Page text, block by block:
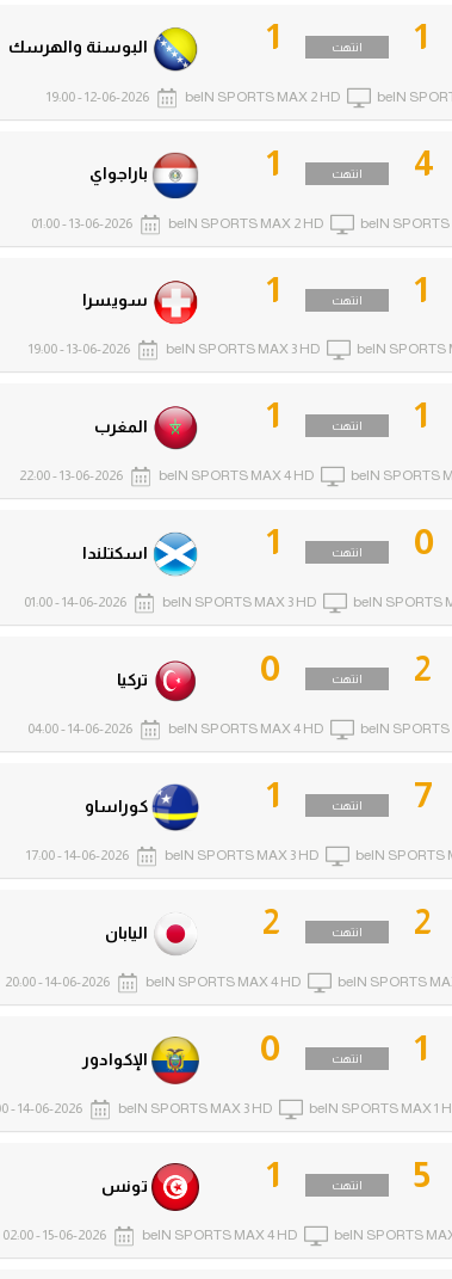
5 انتهت تونس 1
beIN SPORTS
beIN SPORTS MAX 4 HD
15-06-2026 - 02:00
1 انتهت الإكوادور 0
beIN SPORTS MAX 1
beIN SPORTS MAX 3 HD
14-06-2026 - 23:00
2 انتهت اليابان 2
beIN SPORTS
beIN SPORTS MAX 4 HD
14-06-2026 - 20:00
7 انتهت كوراساو 1
beIN SPORTS
beIN SPORTS MAX 3 HD
14-06-2026 - 17:00
2 انتهت تركيا 0
beIN
beIN SPORTS MAX 4 HD
14-06-2026 - 04:00
0 انتهت اسكتلندا 1
beIN SPORTS
beIN SPORTS MAX 3 HD
14-06-2026 - 01:00
1 انتهت المغرب 1
beIN SPORTS
beIN SPORTS MAX 4 HD
13-06-2026 - 22:00
1 انتهت سويسرا 1
beIN SPORTS
beIN SPORTS MAX 3 HD
13-06-2026 - 19:00
4 انتهت باراجواي 1
beIN SPORTS
beIN SPORTS MAX 2 HD
13-06-2026 - 01:00
1 انتهت البوسنة والهرسك 1
beIN
beIN SPORTS MAX 2 HD
12-06-2026 - 19:00